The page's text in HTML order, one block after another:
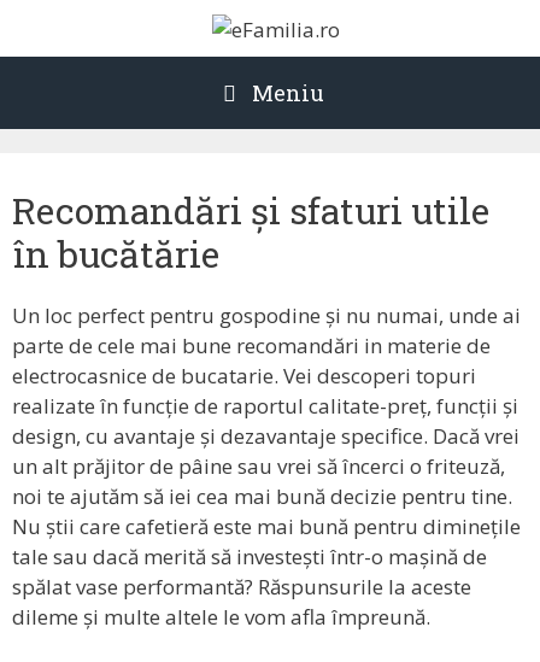
Meniu
Recomandări și sfaturi utile
în bucătărie
Un loc perfect pentru gospodine și nu numai, unde ai
parte de cele mai bune recomandări in materie de
electrocasnice de bucatarie. Vei descoperi topuri
realizate în funcție de raportul calitate-preț, funcții și
design, cu avantaje și dezavantaje specifice. Dacă vrei
un alt prăjitor de pâine sau vrei să încerci o friteuză,
noi te ajutăm să iei cea mai bună decizie pentru tine.
Nu știi care cafetieră este mai bună pentru diminețile
tale sau dacă merită să investești într-o mașină de
spălat vase performantă? Răspunsurile la aceste
dileme și multe altele le vom afla împreună.